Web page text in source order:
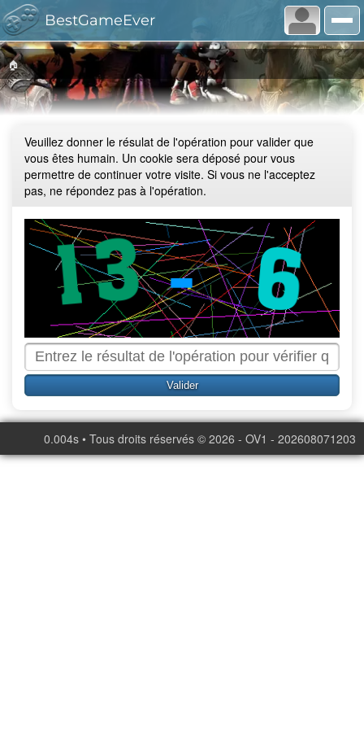
BestGameEver
🏠
Veuillez donner le résulat de l'opération pour valider que
vous êtes humain. Un cookie sera déposé pour vous
permettre de continuer votre visite. Si vous ne l'acceptez
pas, ne répondez pas à l'opération.
0.004s • Tous droits réservés © 2026 - OV1 - 202608071203